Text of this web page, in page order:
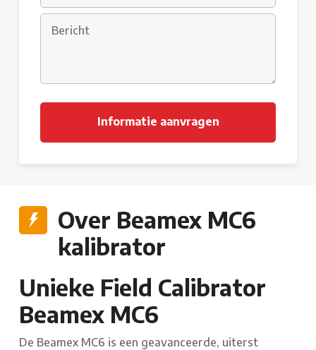
Over Beamex MC6
kalibrator
Unieke Field Calibrator
Beamex MC6
De Beamex MC6 is een geavanceerde, uiterst